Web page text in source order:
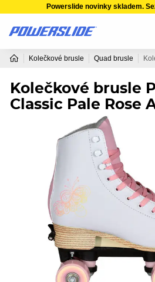
Powerslide novinky skladem.
Kolečkové brusle Quad brusle
Kolečkové brusle
Classic Pale Rose